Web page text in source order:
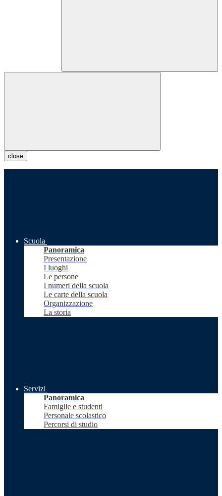
close
Scuola
Panoramica
Presentazione
I luoghi
Le persone
I numeri della scuola
Le carte della scuola
Organizzazione
La storia
Servizi
Panoramica
Famiglie e studenti
Personale scolastico
Percorsi di studio